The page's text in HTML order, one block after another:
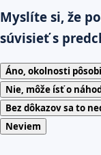
Myslíte si, že
súvisieť s
Áno, okolnosti
Nie, môže ísť o
Bez dôkazov sa to
Neviem